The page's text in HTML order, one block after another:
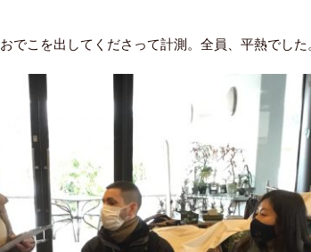
でこを出してくださって計測。全員、平熱でした